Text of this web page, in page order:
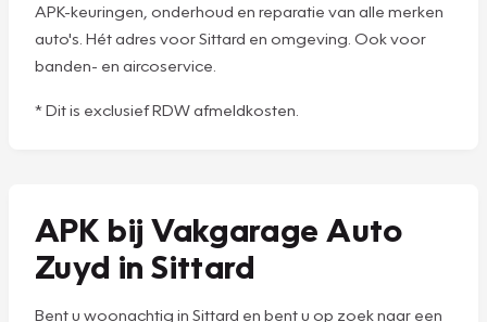
APK-keuringen, onderhoud en reparatie van alle merken
auto's. Hét adres voor Sittard en omgeving. Ook voor
banden- en aircoservice.
* Dit is exclusief RDW afmeldkosten.
APK bij Vakgarage Auto
Zuyd in Sittard
Bent u woonachtig in Sittard en bent u op zoek naar een